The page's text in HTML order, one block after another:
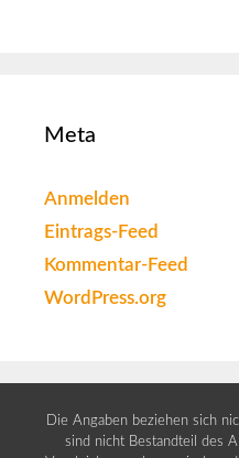
Meta
Anmelden
Eintrags-Feed
Kommentar-Feed
WordPress.org
Die Angaben beziehen sich
sind nicht Bestandteil des